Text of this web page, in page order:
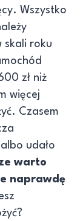
Wszystko
skali roku
zł niż
więcej
Czasem
udało
warto
naprawdę